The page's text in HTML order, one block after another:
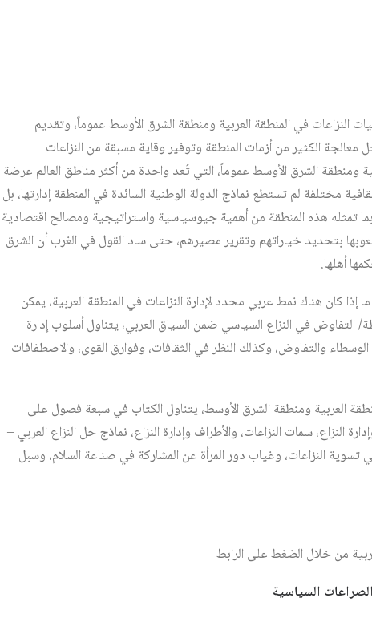
النزاعات في المنطقة العربية ومنطقة الشرق الأوسط عموماً، وتقديم
الكثير من أزمات المنطقة وتوفير وقاية مسبقة من النزاعات
ومنطقة الشرق الأوسط عموماً، التي تُعد واحدة من أكثر مناطق العالم عرضة
مختلفة لم تستطع نماذج الدولة الوطنية السائدة في المنطقة إدارتها، بل
تمثله هذه المنطقة من أهمية جيوسياسية واستراتيجية ومصالح اقتصادية
بتحديد خياراتهم وتقرير مصيرهم، حتى ساد القول في الغرب أن الشرق
أهلها.
كان هناك نمط عربي محدد لإدارة النزاعات في المنطقة العربية، يمكن
في النزاع السياسي ضمن السياق العربي، يتناول أسلوب إدارة
والتفاوض، وكذلك النظر في الثقافات، وفوارق القوى، والاصطفافات
العربية ومنطقة الشرق الأوسط، يتناول الكتاب في سبعة فصول على
النزاع، سمات النزاعات، والأطراف وإدارة النزاع، نماذج حل النزاع العربي –
تسوية النزاعات، وغياب دور المرأة عن المشاركة في صناعة السلام، وسبل
من خلال الضغط على الرابط
السياسية